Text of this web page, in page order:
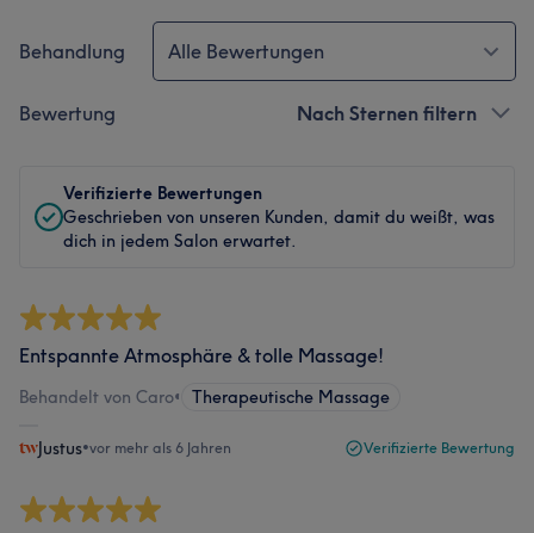
Behandlung Alle Bewertungen
Bewertung Nach Sternen filtern
Verifizierte Bewertungen
Geschrieben von unseren Kunden, damit du weißt, was
dich in jedem Salon erwartet.
Entspannte Atmosphäre & tolle Massage!
Behandelt von Caro• Therapeutische Massage
Justus•vor mehr als 6 Jahren Verifizierte Bewertung